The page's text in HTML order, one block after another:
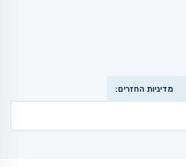
מדיניות החזרים: